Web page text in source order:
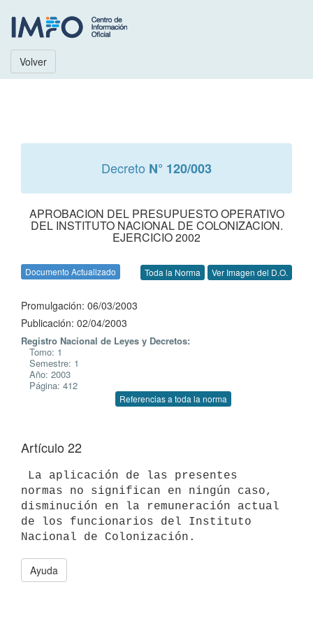
Volver
Decreto N° 120/003
APROBACION DEL PRESUPUESTO OPERATIVO
DEL INSTITUTO NACIONAL DE COLONIZACION.
EJERCICIO 2002
Documento Actualizado Toda la Norma Ver Imagen del D.O.
Promulgación: 06/03/2003
Publicación: 02/04/2003
Registro Nacional de Leyes y Decretos:
Tomo: 1
Semestre: 1
Año: 2003
Página: 412
Referencias a toda la norma
Artículo 22
normas no significan en ningún caso,
disminución en la remuneración actual
de los funcionarios del Instituto
Ayuda